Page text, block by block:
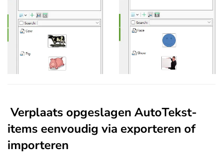
Verplaats opgeslagen AutoTekst-
items eenvoudig via exporteren of
importeren